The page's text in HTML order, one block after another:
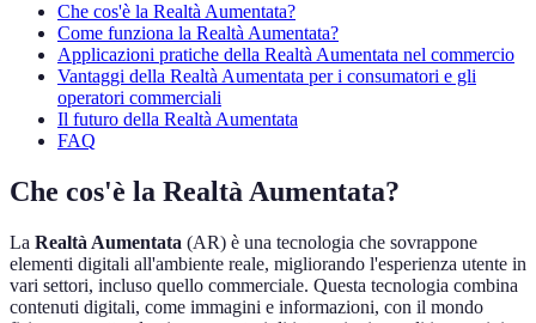
Che cos'è la Realtà Aumentata?
Come funziona la Realtà Aumentata?
Applicazioni pratiche della Realtà Aumentata nel commercio
Vantaggi della Realtà Aumentata per i consumatori e gli
operatori commerciali
Il futuro della Realtà Aumentata
FAQ
Che cos'è la Realtà Aumentata?
La Realtà Aumentata (AR) è una tecnologia che sovrappone
elementi digitali all'ambiente reale, migliorando l'esperienza utente in
vari settori, incluso quello commerciale. Questa tecnologia combina
contenuti digitali, come immagini e informazioni, con il mondo